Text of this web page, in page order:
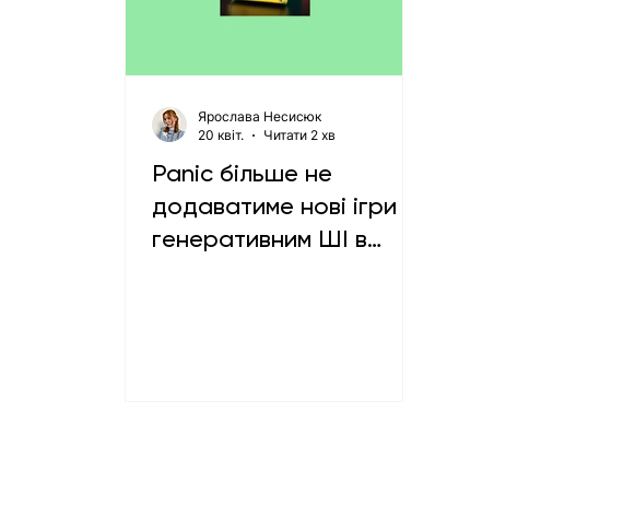
Panic більше не
додаватиме нові ігри з
генеративним ШІ в
Ярослава Несисюк
20 квіт.
Читати 2 хв